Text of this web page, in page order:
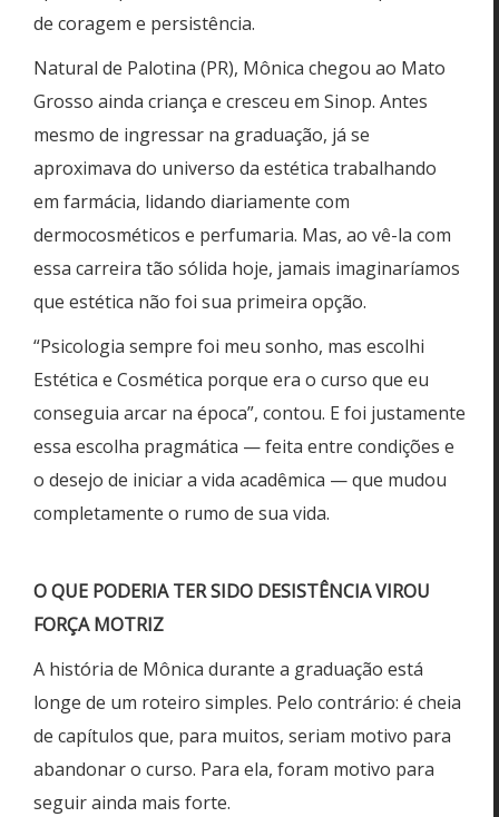
de coragem e persistência.
Natural de Palotina (PR), Mônica chegou ao Mato
Grosso ainda criança e cresceu em Sinop. Antes
mesmo de ingressar na graduação, já se
aproximava do universo da estética trabalhando
em farmácia, lidando diariamente com
dermocosméticos e perfumaria. Mas, ao vê-la com
essa carreira tão sólida hoje, jamais imaginaríamos
que estética não foi sua primeira opção.
“Psicologia sempre foi meu sonho, mas escolhi
Estética e Cosmética porque era o curso que eu
conseguia arcar na época”, contou. E foi justamente
essa escolha pragmática — feita entre condições e
o desejo de iniciar a vida acadêmica — que mudou
completamente o rumo de sua vida.
O QUE PODERIA TER SIDO DESISTÊNCIA VIROU
FORÇA MOTRIZ
A história de Mônica durante a graduação está
longe de um roteiro simples. Pelo contrário: é cheia
de capítulos que, para muitos, seriam motivo para
abandonar o curso. Para ela, foram motivo para
seguir ainda mais forte.